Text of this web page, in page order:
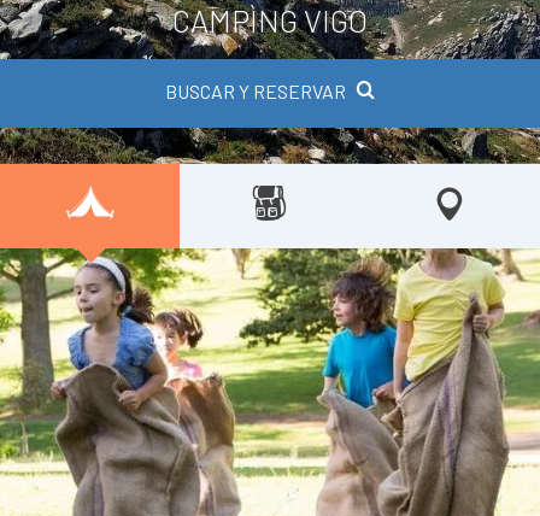
CAMPÌNG VIGO
BUSCAR Y RESERVAR